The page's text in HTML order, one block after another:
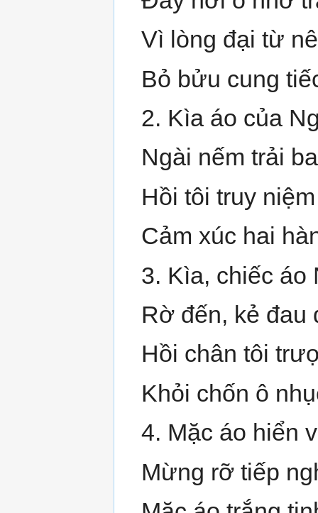
Vì lòng đại từ
Bỏ bửu cung
2. Kìa áo của
Ngài nếm trải
Hồi tôi truy
Cảm xúc hai
3. Kìa, chiếc áo
Rờ đến, kẻ đau
Hồi chân tôi
Khỏi chốn ô
4. Mặc áo hiển
Mừng rỡ tiếp